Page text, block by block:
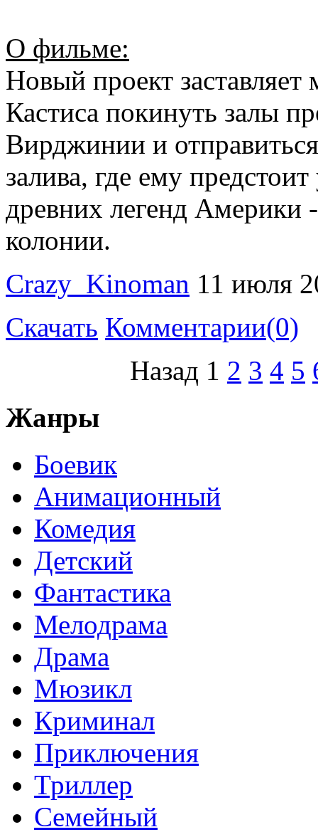
О фильме:
Новый проект заставляет
Кастиса покинуть залы
Вирджинии и
залива, где ему
древних легенд Америки
колонии.
Crazy_Kinoman 11 июля
Скачать Комментарии(0)
Назад 1 2 3 4 5
Жанры
Боевик
Анимационный
Комедия
Детский
Фантастика
Мелодрама
Драма
Мюзикл
Криминал
Приключения
Триллер
Семейный